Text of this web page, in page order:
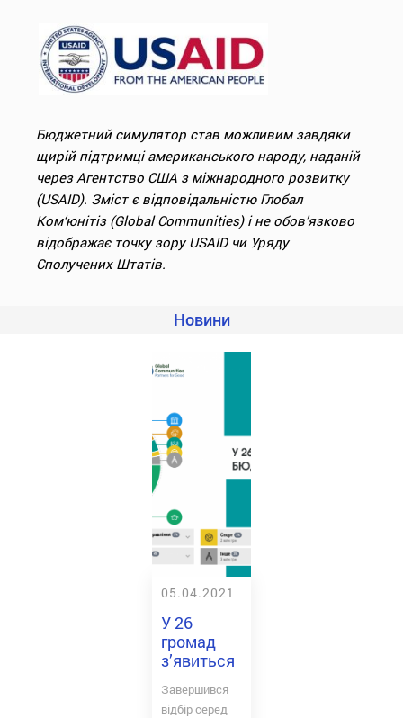
Бюджетний симулятор став можливим завдяки
щирій підтримці американського народу, наданій
через Агентство США з міжнародного розвитку
(USAID). Зміст є відповідальністю Глобал
Ком‘юнітіз (Global Communities) і не обов’язково
відображає точку зору USAIDчи Уряду
Сполучених Штатів.
Новини
05.04.2021
У 26
громад
з’явиться
симулятор
Завершився
відбір серед